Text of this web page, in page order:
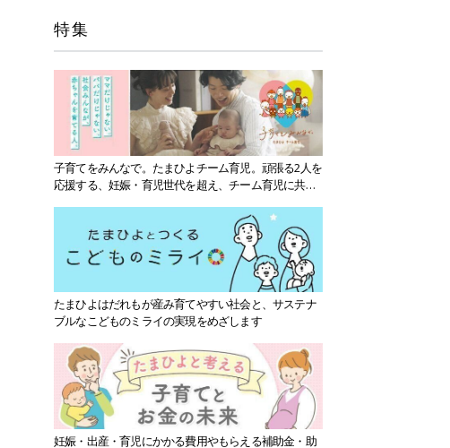
特集
子育てをみんなで。たまひよチーム育児。頑張る2人を
応援する、妊娠・育児世代を超え、チーム育児に共感
たまひよはだれもが産み育てやすい社会と、サステナ
ブルなこどものミライの実現をめざします
妊娠・出産・育児にかかる費用やもらえる補助金・助